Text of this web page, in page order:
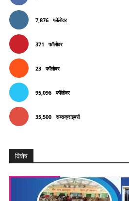
7,876 फॉलोवर
371 फॉलोवर
23 फॉलोवर
95,096 फॉलोवर
35,500 सब्सक्राइबर्स
विशेष